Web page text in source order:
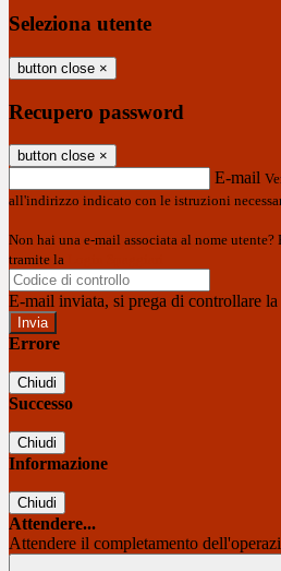
Seleziona utente
button close ×
Recupero password
button close ×
E-mail
all'indirizzo indicato con le istruzioni
Non hai una e-mail associata al nome
tramite la
E-mail inviata, si prega di controllare
Errore
Chiudi
Successo
Chiudi
Informazione
Chiudi
Attendere...
Attendere il completamento